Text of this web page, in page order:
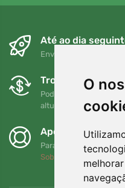
O
Até ao dia
Envio gratuito para
Trocas e
Pode devolver ou
altura no prazo de 90
Apoiamos a
Para cada encomenda
Sobre nós